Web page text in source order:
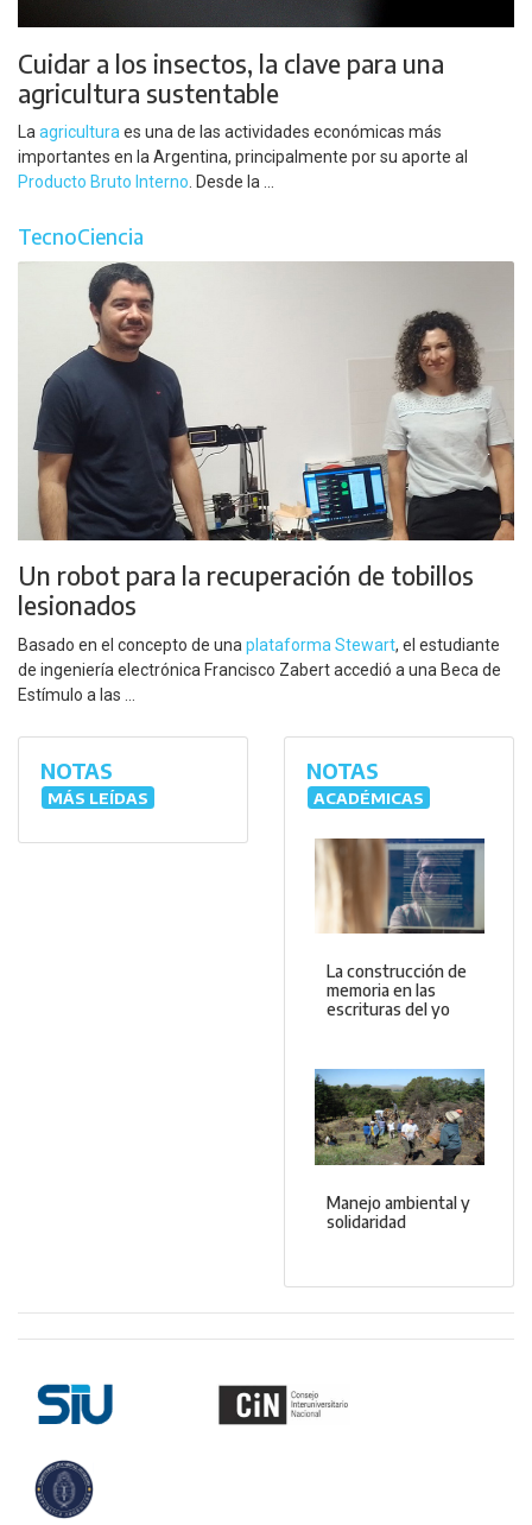
Cuidar a los insectos, la clave para una
agricultura sustentable
La agricultura es una de las actividades económicas más
importantes en la Argentina, principalmente por su aporte al
Producto Bruto Interno . Desde la ...
TecnoCiencia
Un robot para la recuperación de tobillos
lesionados
Basado en el concepto de una plataforma Stewart, el estudiante
de ingeniería electrónica Francisco Zabert accedió a una Beca de
Estímulo a las ...
NOTAS
MÁS LEÍDAS
NOTAS
ACADÉMICAS
La construcción de
memoria en las
escrituras del yo
Manejo ambiental y
solidaridad